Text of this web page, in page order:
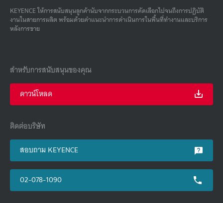
KEYENCE ให้การสนับสนุนลูกค้านับจากกระบวนการคัดเลือกไปจนถึงการปฏิบัติ
งานในสายการผลิต พร้อมด้วยคําแนะนําการดําเนินการในพื้นที่ทํางานและบริการ
หลังการขาย
สำหรับการสนับสนุนของคุณ
ดาวน์โหลด
ติดต่อบริษัท
สอบถาม KEYENCE
02-078-1090